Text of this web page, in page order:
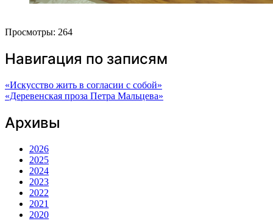
Просмотры: 264
Навигация по записям
«Искусство жить в согласии с собой»
«Деревенская проза Петра Мальцева»
Архивы
2026
2025
2024
2023
2022
2021
2020